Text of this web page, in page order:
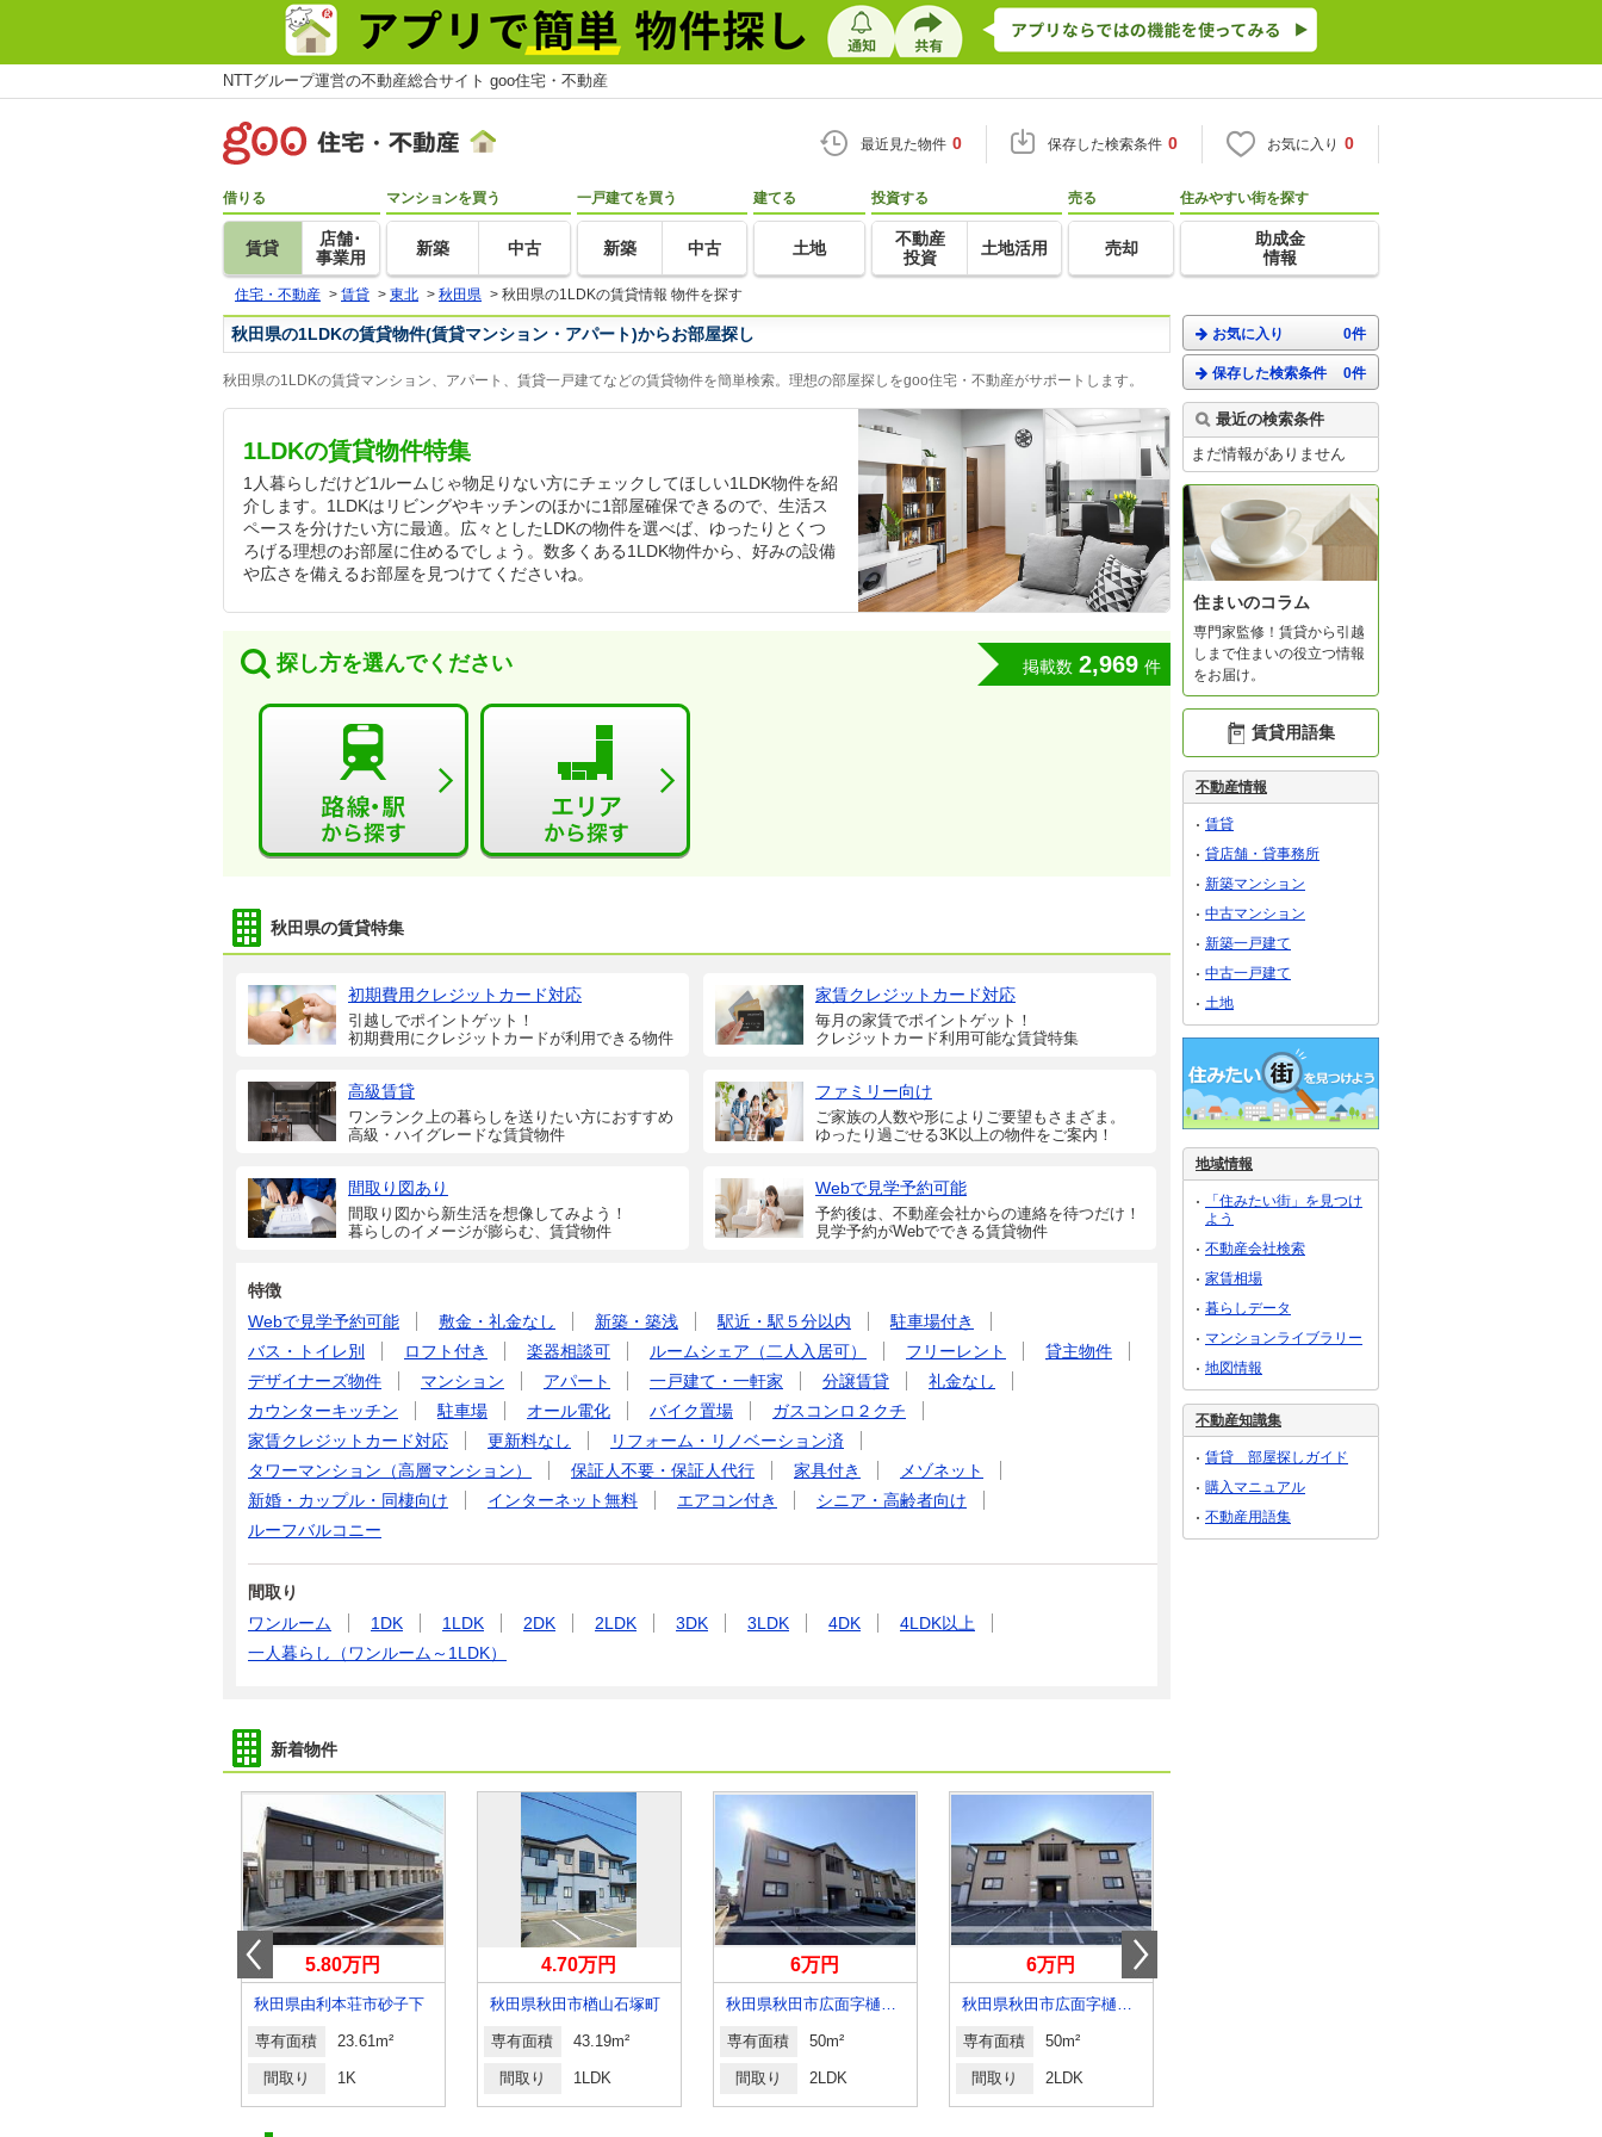
NTTグループ運営の不動産総合サイト goo住宅・不動産
最近見た物件 0 保存した検索条件 0 お気に入り 0
借りる
賃貸
店舗･
事業用
マンションを買う
新築 中古
一戸建てを買う
新築 中古
建てる
土地
投資する
不動産
投資
土地活用
売る
売却
住みやすい街を探す
助成金
情報
住宅・不動産 > 賃貸 > 東北 > 秋田県 > 秋田県の1LDKの賃貸情報 物件を探す
秋田県の1LDKの賃貸物件(賃貸マンション・アパート)からお部屋探し
秋田県の1LDKの賃貸マンション、アパート、賃貸一戸建てなどの賃貸物件を簡単検索。理想の部屋探しをgoo住宅・不動産がサポートします。
1LDKの賃貸物件特集
1人暮らしだけど1ルームじゃ物足りない方にチェックしてほしい1LDK物件を紹
介します。1LDKはリビングやキッチンのほかに1部屋確保できるので、生活ス
ペースを分けたい方に最適。広々としたLDKの物件を選べば、ゆったりとくつ
ろげる理想のお部屋に住めるでしょう。数多くある1LDK物件から、好みの設備
や広さを備えるお部屋を見つけてくださいね。
探し方を選んでください 掲載数 2,969 件
秋田県の賃貸特集
初期費用クレジットカード対応
引越しでポイントゲット！
初期費用にクレジットカードが利用できる物件
家賃クレジットカード対応
毎月の家賃でポイントゲット！
クレジットカード利用可能な賃貸特集
高級賃貸
ワンランク上の暮らしを送りたい方におすすめ
高級・ハイグレードな賃貸物件
ファミリー向け
ご家族の人数や形によりご要望もさまざま。
ゆったり過ごせる3K以上の物件をご案内！
間取り図あり
間取り図から新生活を想像してみよう！
暮らしのイメージが膨らむ、賃貸物件
Webで見学予約可能
予約後は、不動産会社からの連絡を待つだけ！
見学予約がWebでできる賃貸物件
特徴
Webで見学予約可能
敷金・礼金なし 新築・築浅 駅近・駅５分以内
駐車場付き
バス・トイレ別
ロフト付き 楽器相談可 ルームシェア（二人入居可） フリーレント
貸主物件
デザイナーズ物件
マンション アパート 一戸建て・一軒家 分譲賃貸
礼金なし
カウンターキッチン
駐車場 オール電化 バイク置場
ガスコンロ２クチ
家賃クレジットカード対応
更新料なし
リフォーム・リノベーション済
タワーマンション（高層マンション）
保証人不要・保証人代行 家具付き
メゾネット
新婚・カップル・同棲向け
インターネット無料 エアコン付き
シニア・高齢者向け
ルーフバルコニー
間取り
ワンルーム
1DK 1LDK 2DK 2LDK 3DK 3LDK 4DK
4LDK以上
一人暮らし（ワンルーム～1LDK）
新着物件
5.80万円
秋田県由利本荘市砂子下
専有面積 23.61m²
間取り 1K
4.70万円
秋田県秋田市楢山石塚町
専有面積 43.19m²
間取り 1LDK
6万円
秋田県秋田市広面字樋ノ上
専有面積 50m²
間取り 2LDK
6万円
秋田県秋田市広面字樋ノ上
専有面積 50m²
間取り 2LDK
お気に入り 0件
保存した検索条件 0件
最近の検索条件
まだ情報がありません
住まいのコラム
専門家監修！賃貸から引越
しまで住まいの役立つ情報
をお届け。
賃貸用語集
不動産情報
賃貸
貸店舗・貸事務所
新築マンション
中古マンション
新築一戸建て
中古一戸建て
土地
地域情報
「住みたい街」を見つけ
よう
不動産会社検索
家賃相場
暮らしデータ
マンションライブラリー
地図情報
不動産知識集
賃貸 部屋探しガイド
購入マニュアル
不動産用語集